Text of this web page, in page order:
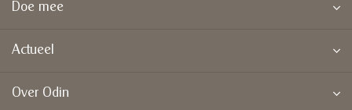
Doe mee
Actueel
Over Odin